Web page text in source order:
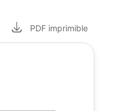
PDFimprimible